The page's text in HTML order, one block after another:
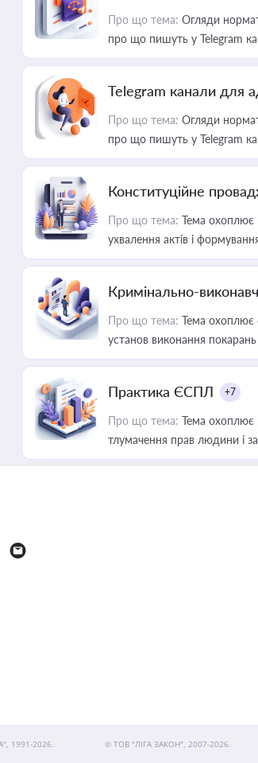
Про що тема: Огляди
про що пишуть у Telegram
Telegram канали для
Про що тема: Огляди
про що пишуть у Telegram
Конституційне
Про що тема: Тема охоплює
ухвалення актів і
Кримінально-
Про що тема: Тема охоплює
установ виконання покарань
Практика ЄСПЛ +7
Про що тема: Тема охоплює
тлумачення прав людини і
1991-2026. © ТОВ "ЛІГА ЗАКОН", 2007-2026.